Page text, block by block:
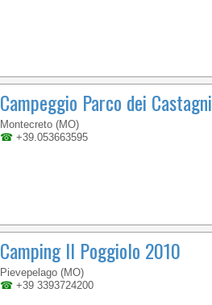
Campeggio Parco dei Castagni
Montecreto (MO)
☎ +39.053663595
Camping Il Poggiolo 2010
Pievepelago (MO)
☎ +39 3393724200